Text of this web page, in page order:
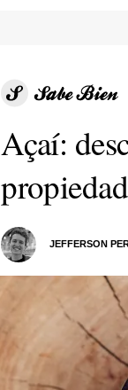
Açaí:
JEFFERSON